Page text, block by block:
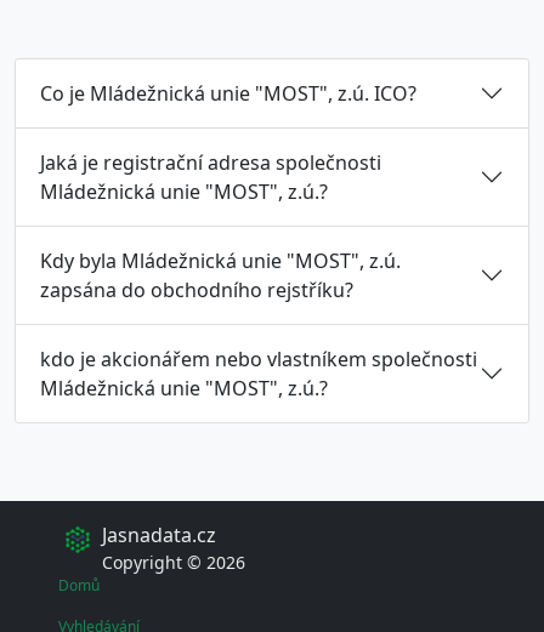
Co je Mládežnická unie "MOST", z.ú. ICO?
Jaká je registrační adresa společnosti
Mládežnická unie "MOST", z.ú.?
Kdy byla Mládežnická unie "MOST", z.ú.
zapsána do obchodního rejstříku?
kdo je akcionářem nebo vlastníkem společnosti
Mládežnická unie "MOST", z.ú.?
Jasnadata.cz
Copyright © 2026
Domů
Vyhledávání